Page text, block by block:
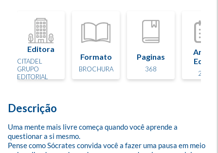
Editora
CITADEL
GRUPO
EDITORIAL
Formato
BROCHURA
Paginas
368
Ano de
Edição
2026
Descrição
Uma mente mais livre começa quando você aprende a
questionar a si mesmo.
Pense como Sócrates convida você a fazer uma pausa em meio